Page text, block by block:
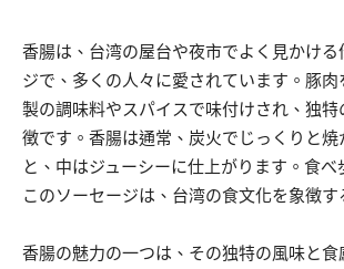
香腸は、台湾の屋台や夜市でよく見かけ
ジで、多くの人々に愛されています。豚
製の調味料やスパイスで味付けされ、独
徴です。香腸は通常、炭火でじっくりと焼
と、中はジューシーに仕上がります。食
このソーセージは、台湾の食文化を象徴す
香腸の魅力の一つは、その独特の風味と